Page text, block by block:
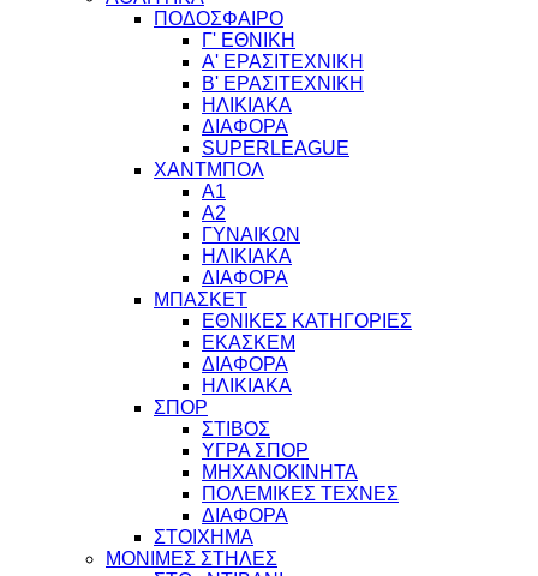
ΠΟΔΟΣΦΑΙΡΟ
Γ' ΕΘΝΙΚΗ
Α' ΕΡΑΣΙΤΕΧΝΙΚΗ
Β' ΕΡΑΣΙΤΕΧΝΙΚΗ
ΗΛΙΚΙΑΚΑ
ΔΙΑΦΟΡΑ
SUPERLEAGUE
ΧΑΝΤΜΠΟΛ
Α1
Α2
ΓΥΝΑΙΚΩΝ
ΗΛΙΚΙΑΚΑ
ΔΙΑΦΟΡΑ
ΜΠΑΣΚΕΤ
ΕΘΝΙΚΕΣ ΚΑΤΗΓΟΡΙΕΣ
ΕΚΑΣΚΕΜ
ΔΙΑΦΟΡΑ
ΗΛΙΚΙΑΚΑ
ΣΠΟΡ
ΣΤΙΒΟΣ
ΥΓΡΑ ΣΠΟΡ
ΜΗΧΑΝΟΚΙΝΗΤΑ
ΠΟΛΕΜΙΚΕΣ ΤΕΧΝΕΣ
ΔΙΑΦΟΡΑ
ΣΤΟΙΧΗΜΑ
ΜΟΝΙΜΕΣ ΣΤΗΛΕΣ